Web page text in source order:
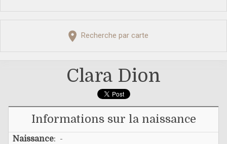
Recherche par carte
Clara Dion
Informations sur la naissance
Naissance: -